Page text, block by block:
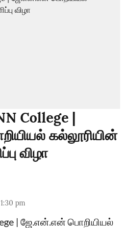
College |
கல்லூரியின்
விழா
pm
| ஜே.என்.என் பொறியியல்